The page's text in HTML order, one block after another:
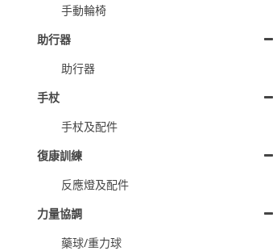
手動輪椅
助行器
助行器
手杖
手杖及配件
復康訓練
反應燈及配件
力量協調
藥球/重力球